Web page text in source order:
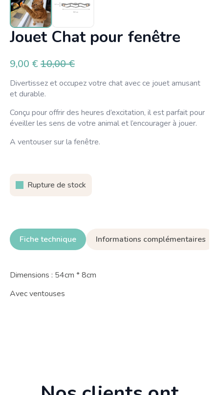
Jouet Chat pour fenêtre
10,00€
Le
prix
initial
10,00 €.
9,00 €
Le
prix
actuel
9,00 €.
Divertissez et occupez votre chat avec ce jouet amusant
et durable.
Conçu pour offrir des heures d’excitation, il est parfait pour
éveiller les sens de votre animal et l’encourager à jouer.
A ventouser sur la fenêtre.
Rupture de stock
Fiche technique Informations complémentaires
Dimensions : 54cm * 8cm
Avec ventouses